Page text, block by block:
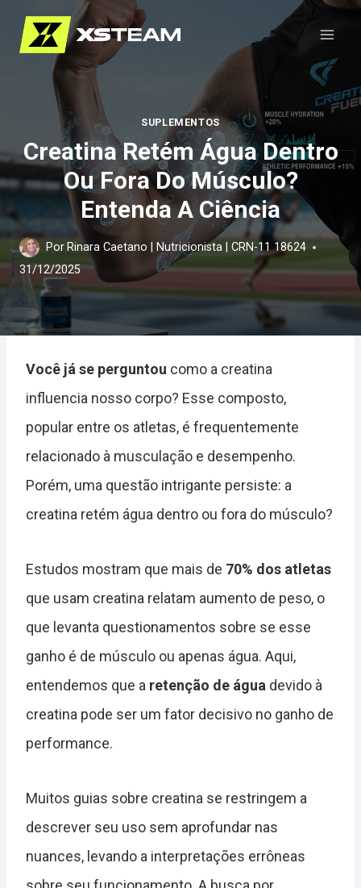
Pular
para
Conteúdo
SUPLEMENTOS
Creatina Retém Água Dentro
Ou Fora Do Músculo?
Entenda A Ciência
Por Rinara Caetano | Nutricionista | CRN-11 18624
31/12/2025
Você já se perguntou como a creatina
influencia nosso corpo? Esse composto,
popular entre os atletas, é frequentemente
relacionado à musculação e desempenho.
Porém, uma questão intrigante persiste: a
creatina retém água dentro ou fora do músculo?
Estudos mostram que mais de 70% dos atletas
que usam creatina relatam aumento de peso, o
que levanta questionamentos sobre se esse
ganho é de músculo ou apenas água. Aqui,
entendemos que a retenção de água devido à
creatina pode ser um fator decisivo no ganho de
performance.
Muitos guias sobre creatina se restringem a
descrever seu uso sem aprofundar nas
nuances, levando a interpretações errôneas